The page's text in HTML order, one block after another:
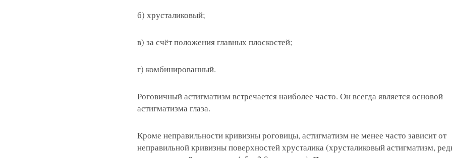
б) хрусталиковый;
в) за счёт положения главных плоскостей;
г) комбинированный.
Роговичный астигматизм встречается наиболее часто. Он всегда является основой
астигматизма глаза.
Кроме неправильности кривизны роговицы, астигматизм не менее часто зависит от
неправильной кривизны поверхностей хрусталика (хрусталиковый астигматизм,